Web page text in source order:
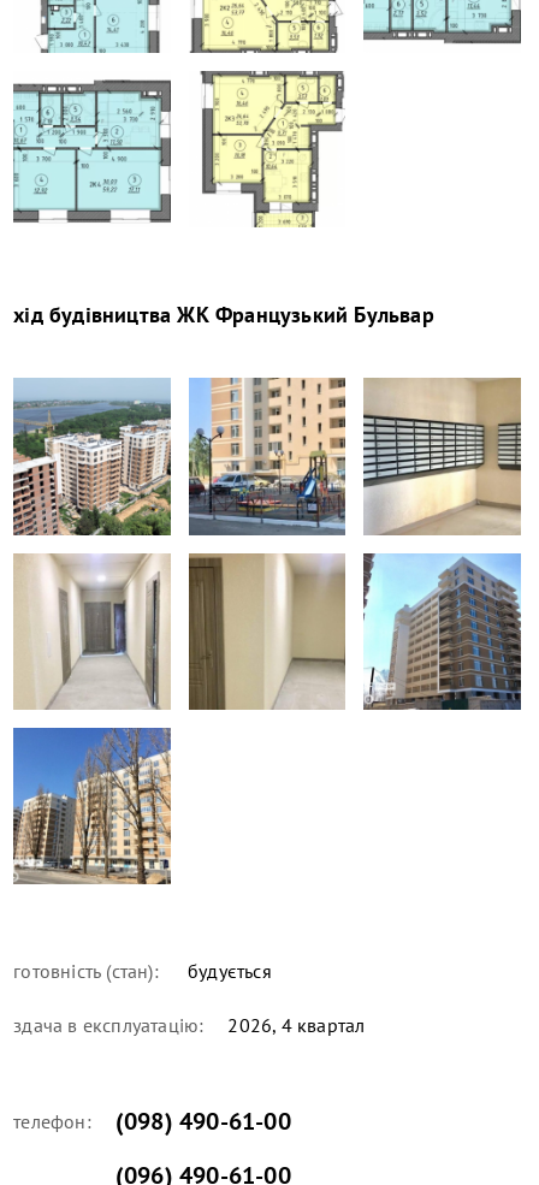
хід будівництваЖК Французький Бульвар
готовність (стан): будується
здача в експлуатацію: 2026, 4 квартал
телефон:
(098) 490-61-00
(096) 490-61-00